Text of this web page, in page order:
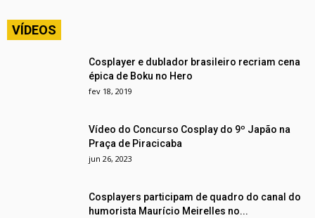
VÍDEOS
Cosplayer e dublador brasileiro recriam cena
épica de Boku no Hero
fev 18, 2019
Vídeo do Concurso Cosplay do 9º Japão na
Praça de Piracicaba
jun 26, 2023
Cosplayers participam de quadro do canal do
humorista Maurício Meirelles no...